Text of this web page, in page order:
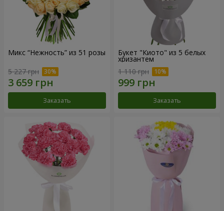
Микс “Нежность” из 51 розы
5 227 грн
Заказать
Букет "Киото" из 5 белых
хризантем
1 110 грн
Заказать